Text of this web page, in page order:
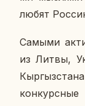
любят
Самыми
из Литвы,